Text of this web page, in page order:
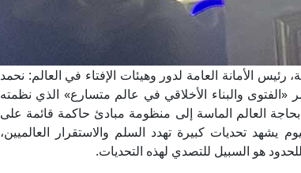
الأمانة العامة لدور وهيئات الإفتاء في العالم: نحمد
«الفتوى والبناء الأخلاقي في عالم متسارع» الذي نظمته
بحاجة العالم الماسة إلى منظومة مبادئ حاكمة قائمة على
يشهد تحديات كبيرة تهدد السلم والاستقرار العالميين،
للحدود هو السبيل للتصدي لهذه التحديات.